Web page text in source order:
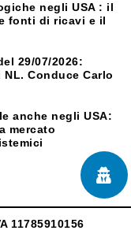
negli USA : il
fonti di ricavi e il
29/07/2026:
Conduce Carlo
anche negli USA:
mercato
11785910156